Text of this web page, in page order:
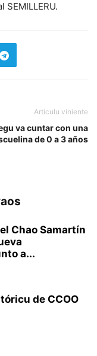
Artículu viniente
va cuntar con una
de 0 a 3 años
Chao Samartín
a...
de CCOO